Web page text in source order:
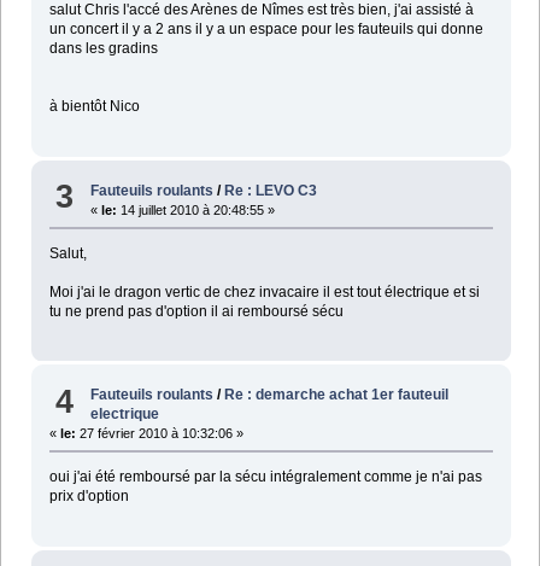
salut Chris l'accé des Arènes de Nîmes est très bien, j'ai assisté à
un concert il y a 2 ans il y a un espace pour les fauteuils qui donne
dans les gradins
à bientôt Nico
3 Fauteuils roulants /Re : LEVO C3
«le: 14 juillet 2010 à 20:48:55 »
Salut,
Moi j'ai le dragon vertic de chez invacaire il est tout électrique et si
tu ne prend pas d'option il ai remboursé sécu
4 Fauteuils roulants / Re : demarche achat 1er fauteuil
electrique
« le: 27 février 2010 à 10:32:06 »
oui j'ai été remboursé par la sécu intégralement comme je n'ai pas
prix d'option